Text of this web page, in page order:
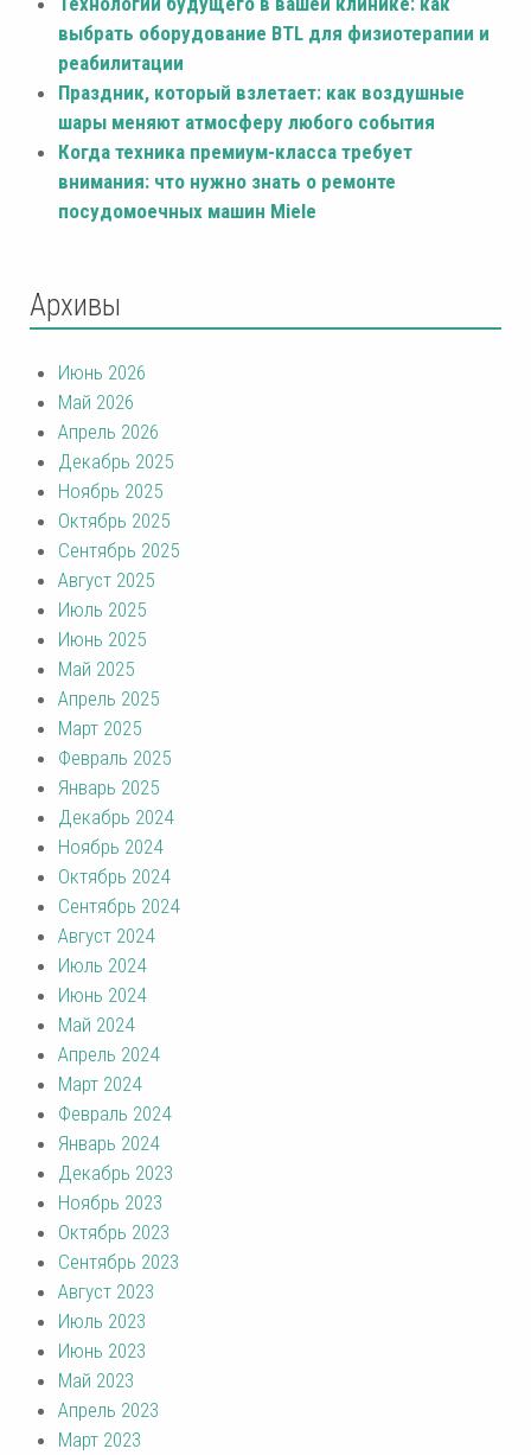
выбрать оборудование BTL для физиотерапии и
реабилитации
Праздник, который взлетает: как воздушные
шары меняют атмосферу любого события
Когда техника премиум-класса требует
внимания: что нужно знать о ремонте
посудомоечных машин Miele
Архивы
Июнь 2026
Май 2026
Апрель 2026
Декабрь 2025
Ноябрь 2025
Октябрь 2025
Сентябрь 2025
Август 2025
Июль 2025
Июнь 2025
Май 2025
Апрель 2025
Март 2025
Февраль 2025
Январь 2025
Декабрь 2024
Ноябрь 2024
Октябрь 2024
Сентябрь 2024
Август 2024
Июль 2024
Июнь 2024
Май 2024
Апрель 2024
Март 2024
Февраль 2024
Январь 2024
Декабрь 2023
Ноябрь 2023
Октябрь 2023
Сентябрь 2023
Август 2023
Июль 2023
Июнь 2023
Май 2023
Апрель 2023
Март 2023